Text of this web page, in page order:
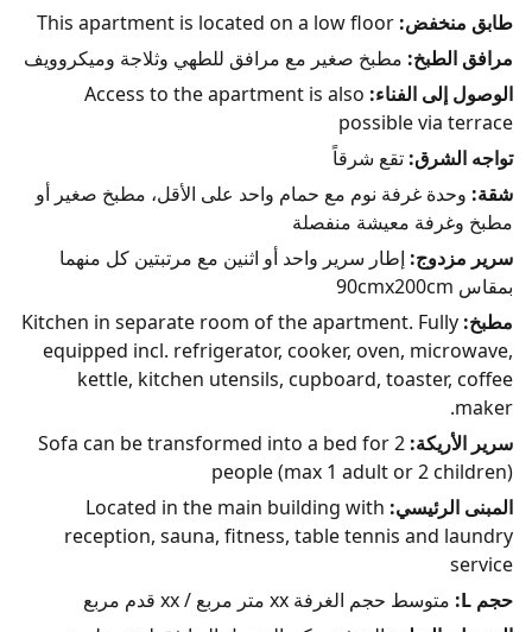
طابق منخفض:
مرافق الطبخ: مطبخ صغير مع مرافق للطهي وثلاجة وميكروويف
الوصول إلى الفناء: Access to the apartment is also
possible via terrace
تواجه الشرق: تقع شرقاً
شقة: وحدة غرفة نوم مع حمام واحد على الأقل، مطبخ صغير أو
مطبخ وغرفة معيشة منفصلة
سرير مزدوج: إطار سرير واحد أو اثنين مع مرتبتين كل منهما
بمقاس 90cmx200cm
مطبخ: Kitchen in separate room of the apartment. Fully
equipped incl. refrigerator, cooker, oven, microwave,
kettle, kitchen utensils, cupboard, toaster, coffee
maker.
سرير الأريكة: Sofa can be transformed into a bed for 2
people (max 1 adult or 2 children)
المبنى الرئيسي: Located in the main building with
reception, sauna, fitness, table tennis and laundry
service
حجم L:
متوسط حجم الغرفة xx متر مربع / xx قدم مربع